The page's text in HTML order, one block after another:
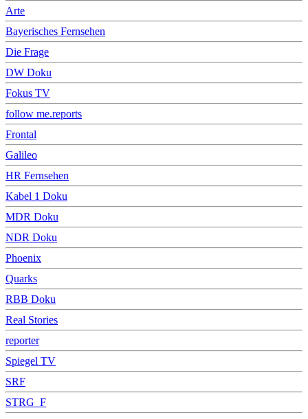
Arte
Bayerisches Fernsehen
Die Frage
DW Doku
Fokus TV
follow me.reports
Frontal
Galileo
HR Fernsehen
Kabel 1 Doku
MDR Doku
NDR Doku
Phoenix
Quarks
RBB Doku
Real Stories
reporter
Spiegel TV
SRF
STRG_F